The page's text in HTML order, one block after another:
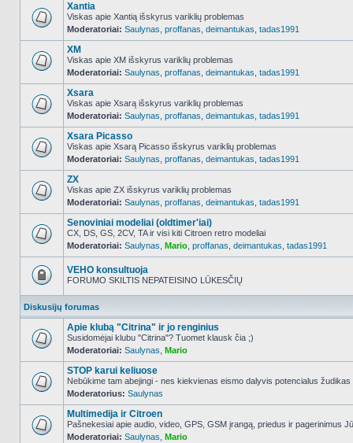
NO_UNREAD_POSTS
Xantia
Viskas apie Xantią išskyrus variklių problemas
Moderatoriai: Saulynas proffanas deimantukas tadas1991
NO_UNREAD_POSTS
XM
Viskas apie XM išskyrus variklių problemas
Moderatoriai: Saulynas proffanas deimantukas tadas1991
NO_UNREAD_POSTS
Xsara
Viskas apie Xsarą išskyrus variklių problemas
Moderatoriai: Saulynas proffanas deimantukas tadas1991
NO_UNREAD_POSTS
Xsara Picasso
Viskas apie Xsarą Picasso išskyrus variklių problemas
Moderatoriai: Saulynas proffanas deimantukas tadas1991
NO_UNREAD_POSTS
ZX
Viskas apie ZX išskyrus variklių problemas
Moderatoriai: Saulynas proffanas deimantukas tadas1991
NO_UNREAD_POSTS
Senoviniai modeliai (oldtimer'iai)
CX, DS, GS, 2CV, TA ir visi kiti Citroen retro modeliai
Moderatoriai: Saulynas Mario proffanas deimantukas tadas1991
užrakintas
VEHO konsultuoja
FORUMO SKILTIS NEPATEISINO LŪKESČIŲ
Diskusijų forumas
NO_UNREAD_POSTS
Apie klubą "Citrina" ir jo renginius
Susidomėjai klubu "Citrina"? Tuomet klausk čia ;)
Moderatoriai: Saulynas Mario
NO_UNREAD_POSTS
STOP karui keliuose
Nebūkime tam abejingi - nes kiekvienas eismo dalyvis potencialus žudikas
Moderatorius: Saulynas
NO_UNREAD_POSTS
Multimedija ir Citroen
Pašnekesiai apie audio, video, GPS, GSM įrangą, priedus ir pagerinimus
Moderatoriai: Saulynas Mario